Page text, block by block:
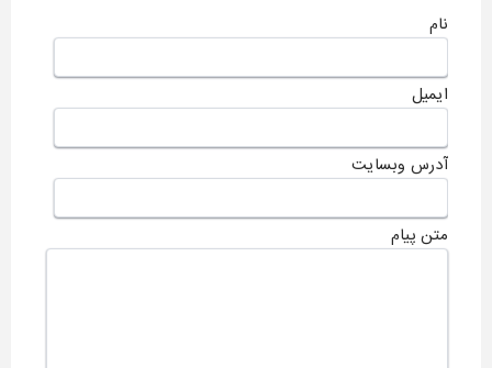
نام
ایمیل
آدرس وبسایت
متن پیام